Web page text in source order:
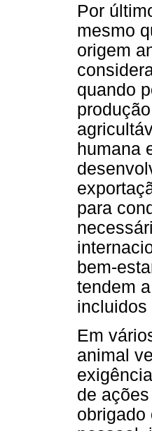
Por
mesmo
origem
quando
humana
para
bem-
tendem
incluidos
Em
animal
de
obrigado